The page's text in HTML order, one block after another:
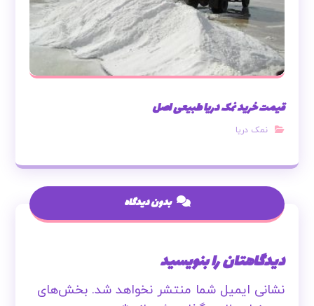
قیمت خرید نمک دریا طبیعی اصل
نمک دریا
بدون دیدگاه
دیدگاهتان را بنویسید
نشانی ایمیل شما منتشر نخواهد شد. بخش‌های